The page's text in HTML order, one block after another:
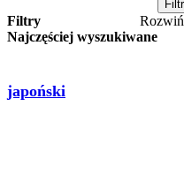
Filtry
Rozwiń
Najczęściej wyszukiwane
japoński